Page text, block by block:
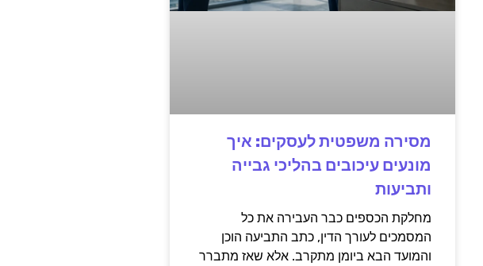
מסירה משפטית לעסקים: איך
מונעים עיכובים בהליכי גבייה
ותביעות
מחלקת הכספים כבר העבירה את כל
המסמכים לעורך הדין, כתב התביעה הוכן
והמועד הבא ביומן מתקרב. אלא שאז מתברר